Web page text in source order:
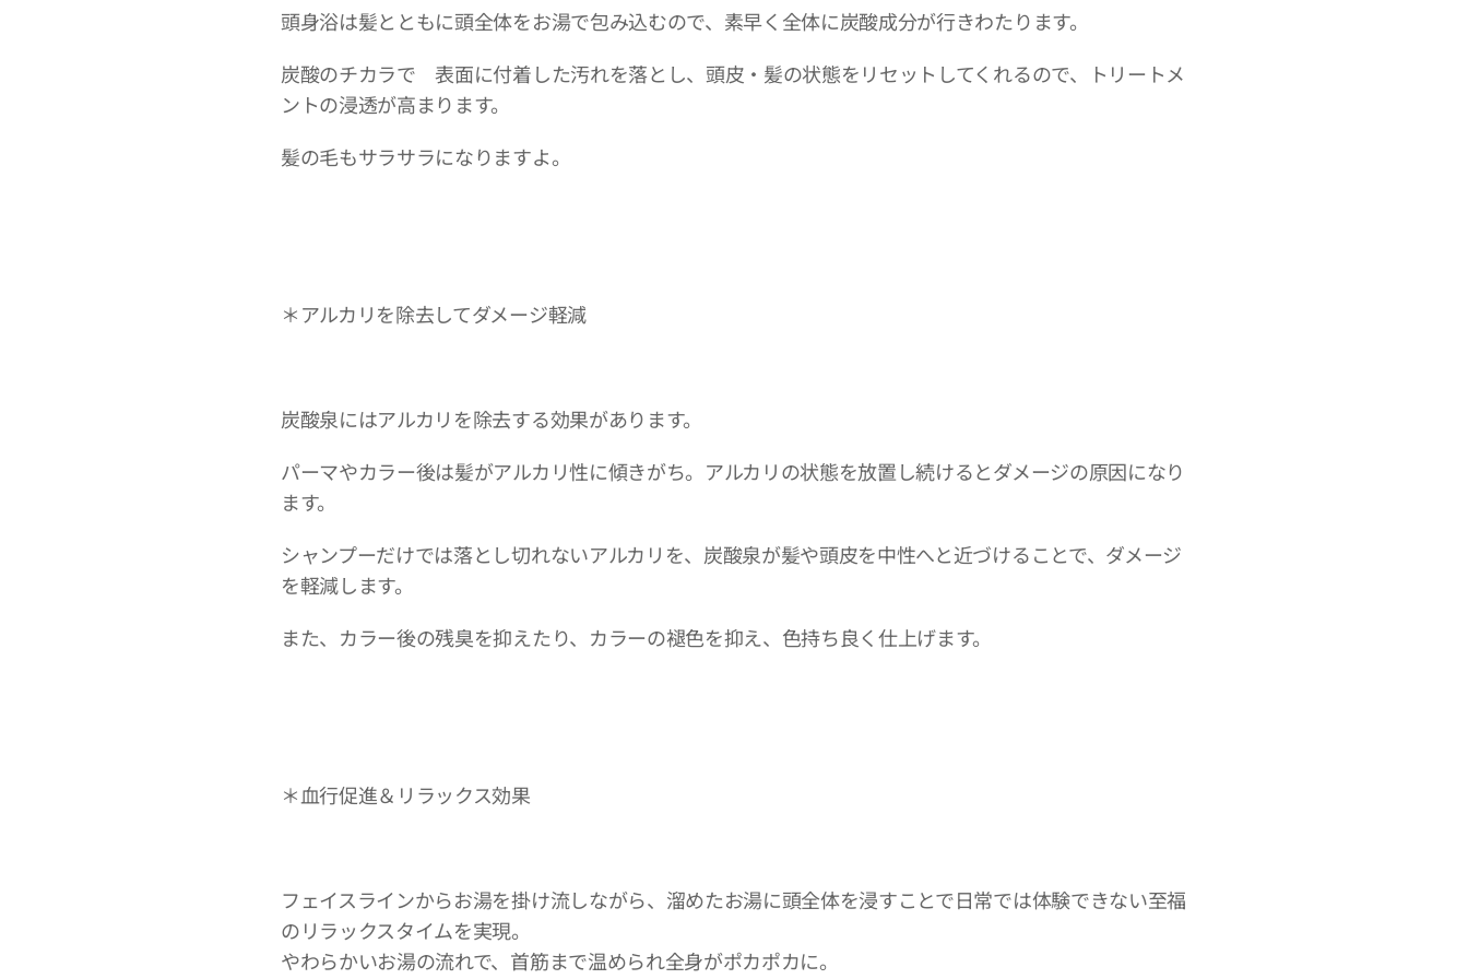
頭身浴は髪とともに頭全体をお湯で包み込むので、素早く全体に炭酸成分が行きわたります。
炭酸のチカラで 表面に付着した汚れを落とし、頭皮・髪の状態をリセットしてくれるので、トリートメ
ントの浸透が高まります。
髪の毛もサラサラになりますよ。
＊アルカリを除去してダメージ軽減
炭酸泉にはアルカリを除去する効果があります。
パーマやカラー後は髪がアルカリ性に傾きがち。アルカリの状態を放置し続けるとダメージの原因になり
ます。
シャンプーだけでは落とし切れないアルカリを、炭酸泉が髪や頭皮を中性へと近づけることで、ダメージ
を軽減します。
また、カラー後の残臭を抑えたり、カラーの褪色を抑え、色持ち良く仕上げます。
＊血行促進＆リラックス効果
フェイスラインからお湯を掛け流しながら、溜めたお湯に頭全体を浸すことで日常では体験できない至福
のリラックスタイムを実現。
やわらかいお湯の流れで、首筋まで温められ全身がポカポカに。